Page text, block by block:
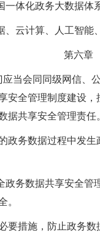
体化政务大数据体
云计算、人工智能
第六章
当会同同级网信、
安全管理制度建设
据共享安全管理责任
政务数据过程中发
务数据共享安全管
。
要措施，防止政务